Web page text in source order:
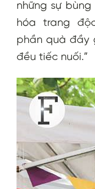
những sự
hóa trang
phần quà đầy
đều tiếc nuối.”